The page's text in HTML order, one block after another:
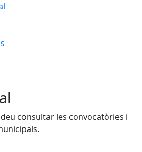
consultar les convocatòries i